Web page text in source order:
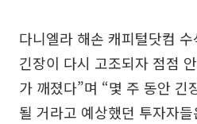
다니엘라 해손 캐피털닷컴
긴장이 다시 고조되자 점점
가 깨졌다”며 “몇 주 동안 긴
될 거라고 예상했던 투자자